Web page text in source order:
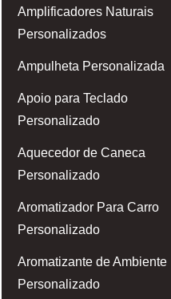
Amplificadores Naturais
Personalizados
Ampulheta Personalizada
Apoio para Teclado
Personalizado
Aquecedor de Caneca
Personalizado
Aromatizador Para Carro
Personalizado
Aromatizante de Ambiente
Personalizado